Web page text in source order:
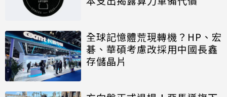
全球記憶體荒現轉機？HP、宏
碁、華碩考慮改採用中國長鑫
存儲晶片